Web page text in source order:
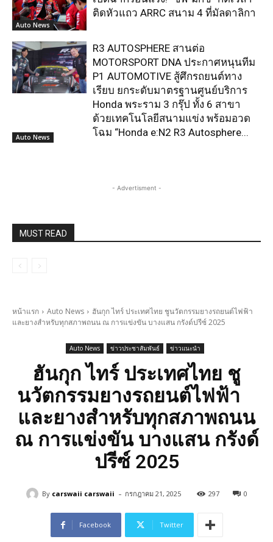
Auto News
ติดหัวแถว ARRC สนาม 4 ที่มัลดาลิกา
Auto News
R3 AUTOSPHERE สานต่อ
MOTORSPORT DNA ประกาศหนุนทีม
P1 AUTOMOTIVE สู้ศึกรถยนต์ทาง
เรียบ ยกระดับมาตรฐานศูนย์บริการ
Honda พระราม 3 กรุ๊ป ทั้ง 6 สาขา
ด้วยเทคโนโลยีสนามแข่ง พร้อมอวด
โฉม “Honda e:N2 R3 Autosphere...
- Advertisment -
MUST READ